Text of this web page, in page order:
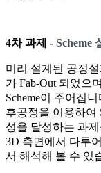
4차 과제 - Scheme
미리 설계된 공정설
가 Fab-Out 되었으
Scheme이 주어집
후공정을 이용하여
성을 달성하는 과
3D 측면에서 다루
서 해석해 볼 수 있